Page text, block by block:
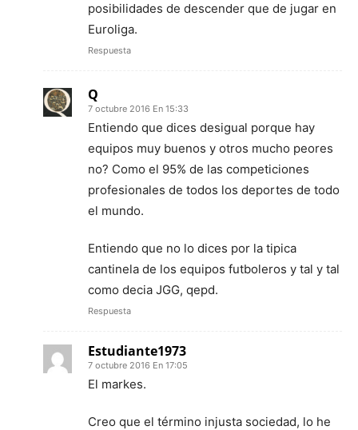
posibilidades de descender que de jugar en
Euroliga.
Respuesta
Q
7 octubre 2016 En 15:33
Entiendo que dices desigual porque hay
equipos muy buenos y otros mucho peores
no? Como el 95% de las competiciones
profesionales de todos los deportes de todo
el mundo.
Entiendo que no lo dices por la tipica
cantinela de los equipos futboleros y tal y tal
como decia JGG, qepd.
Respuesta
Estudiante1973
7 octubre 2016 En 17:05
El markes.
Creo que el término injusta sociedad, lo he